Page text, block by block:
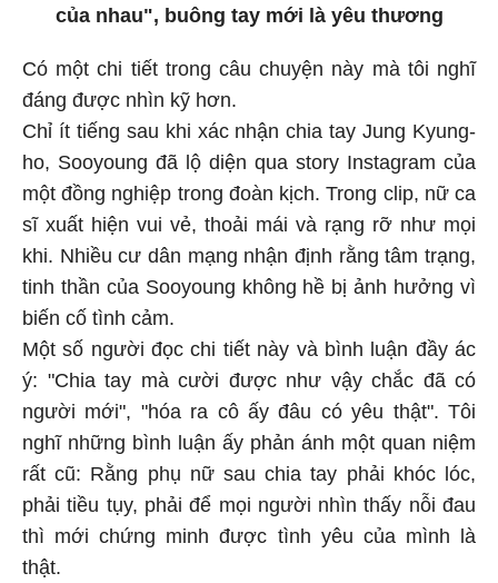
của nhau", buông tay mới là yêu thương
Có một chi tiết trong câu chuyện này mà tôi nghĩ
đáng được nhìn kỹ hơn.
Chỉ ít tiếng sau khi xác nhận chia tay Jung Kyung-
ho, Sooyoung đã lộ diện qua story Instagram của
một đồng nghiệp trong đoàn kịch. Trong clip, nữ ca
sĩ xuất hiện vui vẻ, thoải mái và rạng rỡ như mọi
khi. Nhiều cư dân mạng nhận định rằng tâm trạng,
tinh thần của Sooyoung không hề bị ảnh hưởng vì
biến cố tình cảm.
Một số người đọc chi tiết này và bình luận đầy ác
ý: "Chia tay mà cười được như vậy chắc đã có
người mới", "hóa ra cô ấy đâu có yêu thật". Tôi
nghĩ những bình luận ấy phản ánh một quan niệm
rất cũ: Rằng phụ nữ sau chia tay phải khóc lóc,
phải tiều tụy, phải để mọi người nhìn thấy nỗi đau
thì mới chứng minh được tình yêu của mình là
thật.